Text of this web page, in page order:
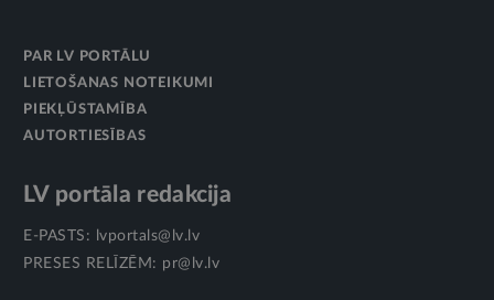
PAR LV PORTĀLU
LIETOŠANAS NOTEIKUMI
PIEKĻŪSTAMĪBA
AUTORTIESĪBAS
LV portāla redakcija
E-PASTS:
lvportals@lv.lv
PRESES RELĪZĒM: pr@lv.lv